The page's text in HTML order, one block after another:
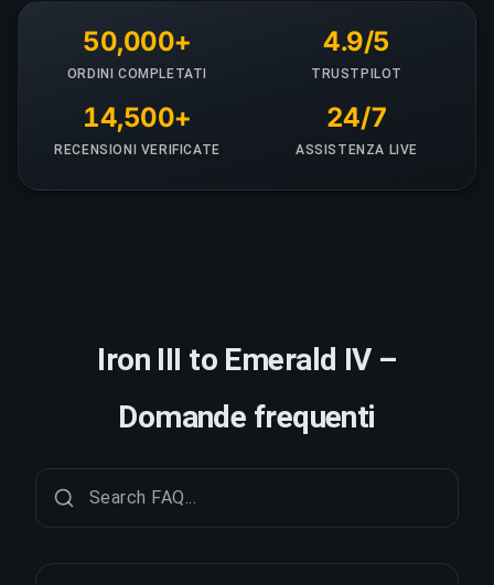
50,000+
ORDINI COMPLETATI
4.9/5
TRUSTPILOT
14,500+
RECENSIONI VERIFICATE
24/7
ASSISTENZA LIVE
Iron III to Emerald IV –
Domande frequenti